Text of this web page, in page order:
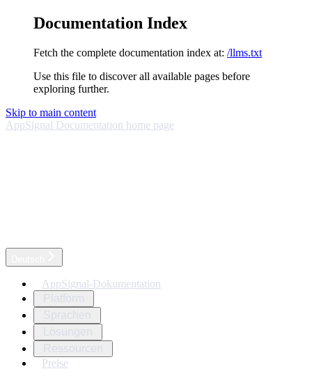
Documentation Index
Fetch the complete documentation index at: /llms.txt
Use this file to discover all available pages before
exploring further.
Skip to main content
AppSignal Documentation home page
AppSignal-Dokumentation
Preise